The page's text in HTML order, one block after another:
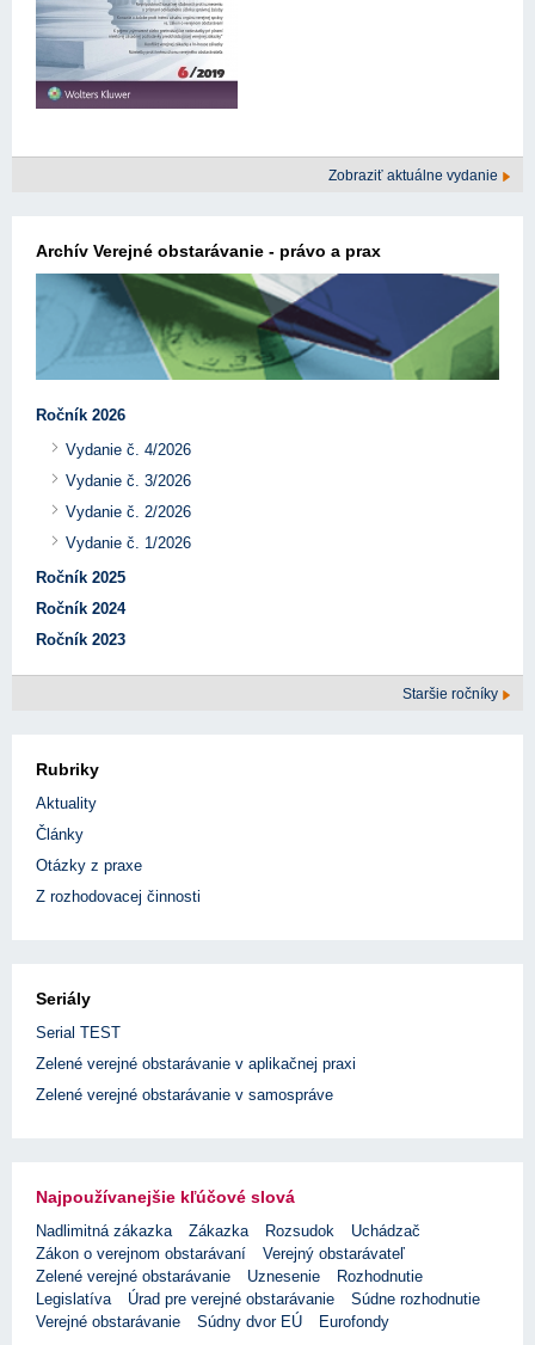
Zobraziť aktuálne vydanie
Archív Verejné obstarávanie - právo a prax
Ročník 2026
Vydanie č. 4/2026
Vydanie č. 3/2026
Vydanie č. 2/2026
Vydanie č. 1/2026
Ročník 2025
Ročník 2024
Ročník 2023
Staršie ročníky
Rubriky
Aktuality
Články
Otázky z praxe
Z rozhodovacej činnosti
Seriály
Serial TEST
Zelené verejné obstarávanie v aplikačnej praxi
Zelené verejné obstarávanie v samospráve
Najpoužívanejšie kľúčové slová
Nadlimitná zákazka Zákazka Rozsudok
Uchádzač
Zákon o verejnom obstarávaní
Verejný obstarávateľ
Zelené verejné obstarávanie
Uznesenie
Rozhodnutie
Legislatíva
Úrad pre verejné obstarávanie
Súdne rozhodnutie
Verejné obstarávanie
Súdny dvor EÚ Eurofondy